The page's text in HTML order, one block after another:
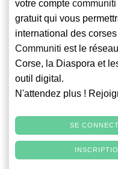
votre compte communiti
gratuit qui vous
international des
Communiti est le
Corse, la Diaspora et
outil digital.
N'attendez plus !
SE